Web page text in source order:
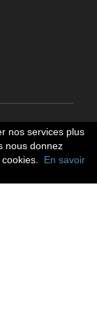
nos services plus
nous donnez
En savoir